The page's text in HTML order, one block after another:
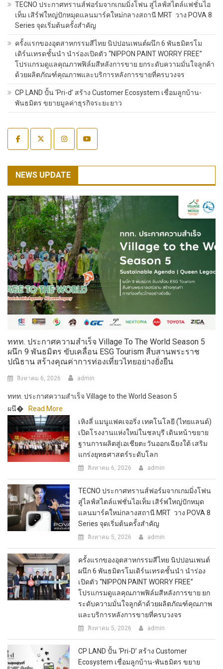
TECNO ประกาศทรานส์ฟอร์มจากเกมมิ่งโฟน สู่ไลฟ์สไตล์แฟชั่นไอ
เท็ม เสิร์ฟใหญ่ปักหมุดแลนมาร์คใหม่กลางสถานี MRT วาง POVA 8
Series จุดเริ่มต้นครั้งสำคัญ
ครั้งแรกของอุตสาหกรรมสีไทย นิปปอนเพนต์ผนึก 6 พันธมิตรโม
เดิร์นเทรดชั้นนำ นำร่องเปิดตัว “NIPPON PAINT WORRY FREE”
โปรแกรมดูแลคุณภาพฟิล์มสีหลังการขาย ยกระดับความมั่นใจลูกค้า
ด้วยผลิตภัณฑ์คุณภาพและบริการหลังการขายที่ครบวงจร
CP LAND ปั้น ‘Pri-d’ สร้าง Customer Ecosystem เชื่อมลูกบ้าน-
พันธมิตร ขยายมูลค่าธุรกิจระยะยาว
NEWS UPDATE
ททท. ประกาศความสำเร็จ Village To The World Season 5
ผนึก 9 พันธมิตร ขับเคลื่อน ESG Tourism สืบสานพระราช
ปณิธาน สร้างคุณค่าการท่องเที่ยวไทยอย่างยั่งยืน
สิงหาคม 6, 2026 admin
ททท. ประกาศความสำเร็จ Village to the World Season 5
ผนึ�
Read More
เหิงลี่ แมนูแฟคเจอริ่ง เทคโนโลยี (ไทยแลนด์)
เปิดโรงงานแห่งใหม่ในชลบุรี เดินหน้าขยาย
ฐานการผลิตสู่เอเชียตะวันออกเฉียงใต้ เสริม
แกร่งยุทธศาสตร์ระดับโลก
สิงหาคม 6, 2026 admin
TECNO ประกาศทรานส์ฟอร์มจากเกมมิ่งโฟน
สู่ไลฟ์สไตล์แฟชั่นไอเท็ม เสิร์ฟใหญ่ปักหมุด
แลนมาร์คใหม่กลางสถานี MRT วาง POVA 8
Series จุดเริ่มต้นครั้งสำคัญ
สิงหาคม 5, 2026 admin
ครั้งแรกของอุตสาหกรรมสีไทย นิปปอนเพนต์
ผนึก 6 พันธมิตรโมเดิร์นเทรดชั้นนำ นำร่อง
เปิดตัว “NIPPON PAINT WORRY FREE”
โปรแกรมดูแลคุณภาพฟิล์มสีหลังการขาย ยก
ระดับความมั่นใจลูกค้าด้วยผลิตภัณฑ์คุณภาพ
และบริการหลังการขายที่ครบวงจร
สิงหาคม 5, 2026 admin
CP LAND ปั้น ‘Pri-D’ สร้าง Customer
Ecosystem เชื่อมลูกบ้าน-พันธมิตร ขยาย